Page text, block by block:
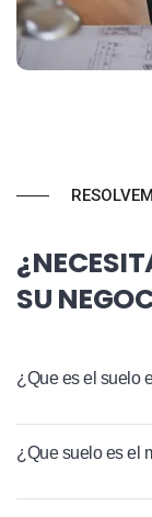
SU
¿Que es el suelo
¿Que suelo es el